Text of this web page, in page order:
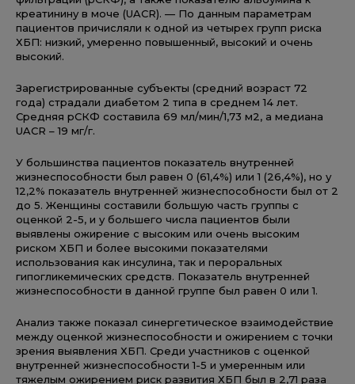
креатинину в моче (UACR). — По данным параметрам
пациентов причисляли к одной из четырех групп риска
ХБП: низкий, умеренно повышенный, высокий и очень
высокий.
Зарегистрированные субъекты (средний возраст 72
года) страдали диабетом 2 типа в среднем 14 лет.
Средняя рСКФ составила 69 мл/мин/1,73 м2, а медиана
UACR – 19 мг/г.
У большинства пациентов показатель внутренней
жизнеспособности был равен 0 (61,4%) или 1 (26,4%), но у
12,2% показатель внутренней жизнеспособности был от 2
до 5. Женщины составили большую часть группы с
оценкой 2-5, и у большего числа пациентов были
выявлены ожирение с высоким или очень высоким
риском ХБП и более высокими показателями
использования как инсулина, так и пероральных
гипогликемических средств. Показатель внутренней
жизнеспособности в данной группе был равен 0 или 1.
Анализ также показал синергетическое взаимодействие
между оценкой жизнеспособности и ожирением с точки
зрения выявления ХБП. Среди участников с оценкой
внутренней жизнеспособности 1-5 и умеренным или
тяжелым ожирением риск развития ХБП был в 2,71 раза